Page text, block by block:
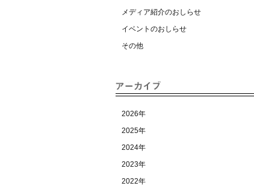
メディア紹介のおしらせ
イベントのおしらせ
その他
2026年
2025年
2024年
2023年
2022年